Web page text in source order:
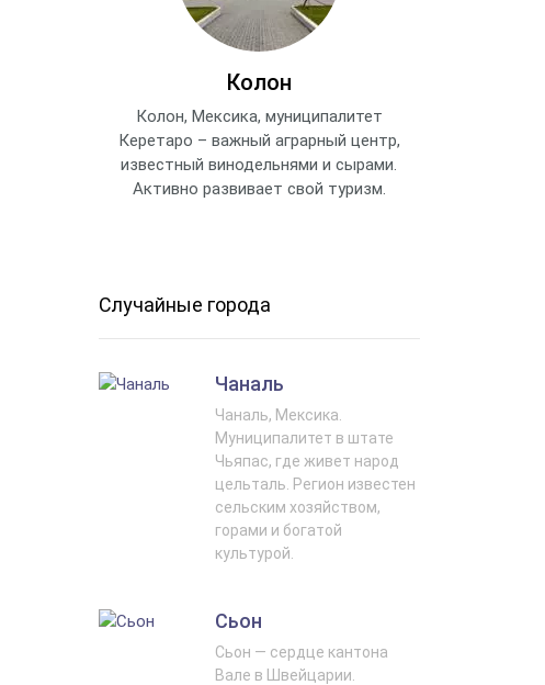
Колон
Колон, Мексика, муниципалитет
Керетаро – важный аграрный центр,
известный винодельнями и сырами.
Активно развивает свой туризм.
Случайные города
Чаналь
Чаналь, Мексика.
Муниципалитет в штате
Чьяпас, где живет народ
цельталь. Регион известен
сельским хозяйством,
горами и богатой
культурой.
Сьон
Сьон — сердце кантона
Вале в Швейцарии.